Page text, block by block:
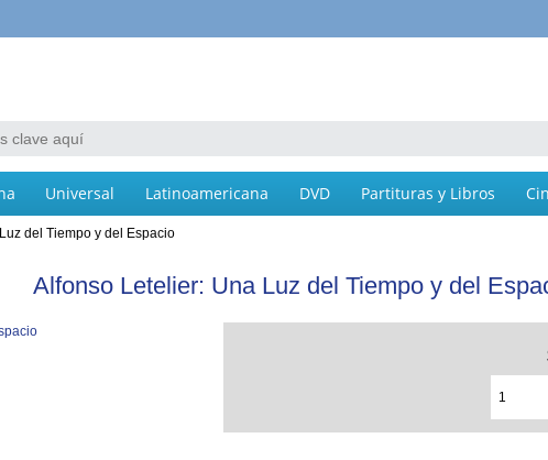
Universal Latinoamericana DVD Partituras y Libros
del Tiempo y del Espacio
Alfonso Letelier: Una Luz del Tiempo y del